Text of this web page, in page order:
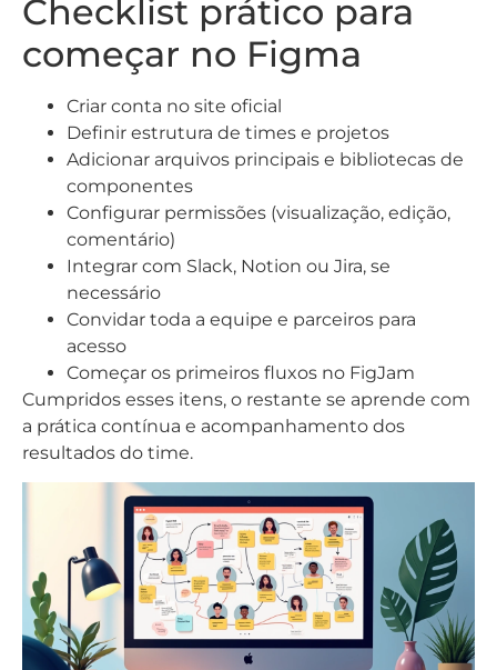
Checklist prático para
começar no Figma
Criar conta no site oficial
Definir estrutura de times e projetos
Adicionar arquivos principais e bibliotecas de
componentes
Configurar permissões (visualização, edição,
comentário)
Integrar com Slack, Notion ou Jira, se
necessário
Convidar toda a equipe e parceiros para
acesso
Começar os primeiros fluxos no FigJam
Cumpridos esses itens, o restante se aprende com
a prática contínua e acompanhamento dos
resultados do time.